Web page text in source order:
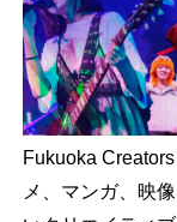
Fukuoka
メ、マンガ、映